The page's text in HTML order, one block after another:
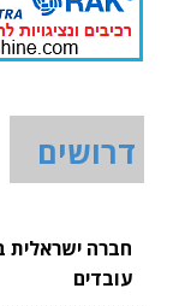
דרושים
חברה ישראלית
עובדים